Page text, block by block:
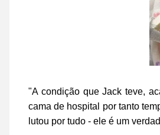
"A condição que Jack teve,
cama de hospital por tanto
lutou por tudo - ele é um